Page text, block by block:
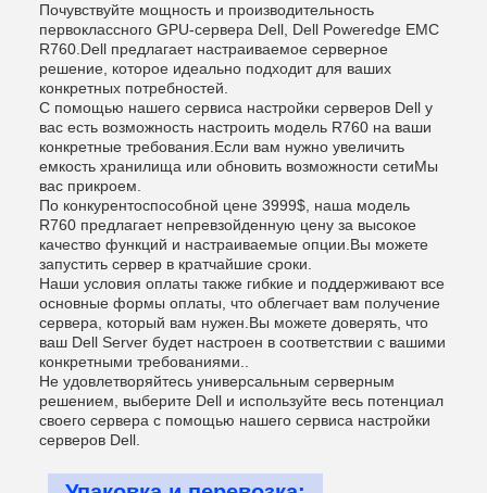
Почувствуйте мощность и производительность
первоклассного GPU-сервера Dell, Dell Poweredge EMC
R760.Dell предлагает настраиваемое серверное
решение, которое идеально подходит для ваших
конкретных потребностей.
С помощью нашего сервиса настройки серверов Dell у
вас есть возможность настроить модель R760 на ваши
конкретные требования.Если вам нужно увеличить
емкость хранилища или обновить возможности сетиМы
вас прикроем.
По конкурентоспособной цене 3999$, наша модель
R760 предлагает непревзойденную цену за высокое
качество функций и настраиваемые опции.Вы можете
запустить сервер в кратчайшие сроки.
Наши условия оплаты также гибкие и поддерживают все
основные формы оплаты, что облегчает вам получение
сервера, который вам нужен.Вы можете доверять, что
ваш Dell Server будет настроен в соответствии с вашими
конкретными требованиями..
Не удовлетворяйтесь универсальным серверным
решением, выберите Dell и используйте весь потенциал
своего сервера с помощью нашего сервиса настройки
серверов Dell.